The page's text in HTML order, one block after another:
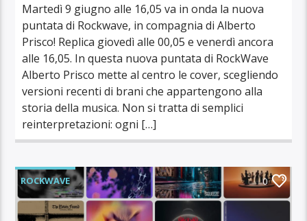
Martedì 9 giugno alle 16,05 va in onda la nuova
puntata di Rockwave, in compagnia di Alberto
Prisco! Replica giovedì alle 00,05 e venerdì ancora
alle 16,05. In questa nuova puntata di RockWave
Alberto Prisco mette al centro le cover, scegliendo
versioni recenti di brani che appartengono alla
storia della musica. Non si tratta di semplici
reinterpretazioni: ogni […]
ROCKWAVE 0